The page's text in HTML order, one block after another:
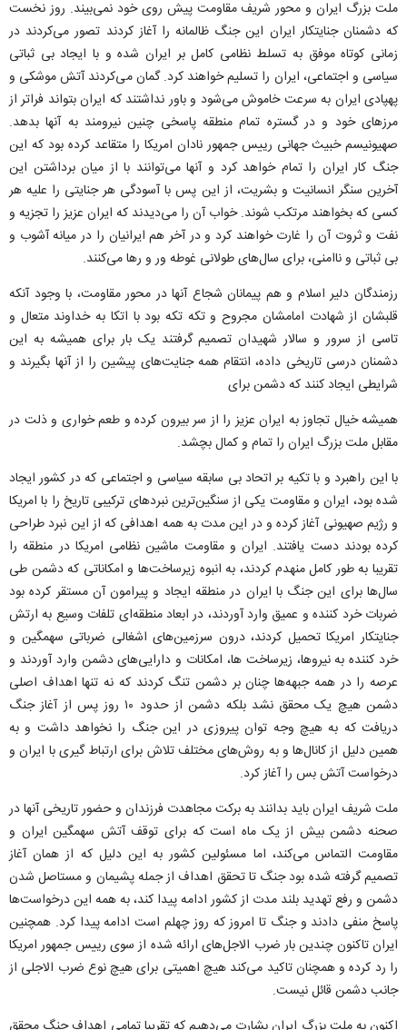
ملت بزرگ ایران و محور شریف مقاومت پیش روی خود نمی‌بیند. روز نخست
که دشمنان جنایتکار ایران این جنگ ظالمانه را آغاز کردند تصور می‌کردند در
زمانی کوتاه موفق به تسلط نظامی کامل بر ایران شده و با ایجاد بی ثباتی
سیاسی و اجتماعی، ایران را تسلیم خواهند کرد. گمان می‌کردند آتش موشکی و
پهپادی ایران به سرعت خاموش می‌شود و باور نداشتند که ایران بتواند فراتر از
مرز‌های خود و در گستره تمام منطقه پاسخی چنین نیرومند به آنها بدهد.
صهیونیسم خبیث جهانی رییس جمهور نادان امریکا را متقاعد کرده بود که این
جنگ کار ایران را تمام خواهد کرد و آنها می‌توانند با از میان برداشتن این
آخرین سنگر انسانیت و بشریت، از این پس با آسودگی هر جنایتی را علیه هر
کسی که بخواهند مرتکب شوند. خواب آن را می‌دیدند که ایران عزیز را تجزیه و
نفت و ثروت آن را غارت خواهند کرد و در آخر هم ایرانیان را در میانه آشوب و
بی ثباتی و ناامنی، برای سال‌های طولانی غوطه ور و رها می‌کنند.
رزمندگان دلیر اسلام و هم پیمانان شجاع آنها در محور مقاومت، با وجود آنکه
قلبشان از شهادت امامشان مجروح و تکه تکه بود با اتکا به خداوند متعال و
تاسی از سرور و سالار شهیدان تصمیم گرفتند یک بار برای همیشه به این
دشمنان درسی تاریخی داده، انتقام همه جنایت‌های پیشین را از آنها بگیرند و
شرایطی ایجاد کنند که دشمن برای
همیشه خیال تجاوز به ایران عزیز را از سر بیرون کرده و طعم خواری و ذلت در
مقابل ملت بزرگ ایران را تمام و کمال بچشد.
با این راهبرد و با تکیه بر اتحاد بی سابقه سیاسی و اجتماعی که در کشور ایجاد
شده بود، ایران و مقاومت یکی از سنگین‌ترین نبرد‌های ترکیبی تاریخ را با امریکا
و رژیم صهیونی آغاز کرده و در این مدت به همه اهدافی که از این نبرد طراحی
کرده بودند دست یافتند. ایران و مقاومت ماشین نظامی امریکا در منطقه را
تقریبا به طور کامل منهدم کردند، به انبوه زیرساخت‌ها و امکاناتی که دشمن طی
سال‌ها برای این جنگ با ایران در منطقه ایجاد و پیرامون آن مستقر کرده بود
ضربات خرد کننده و عمیق وارد آوردند، در ابعاد منطقه‌ای تلفات وسیع به ارتش
جنایتکار امریکا تحمیل کردند، درون سرزمین‌های اشغالی ضرباتی سهمگین و
خرد کننده به نیروها، زیرساخت ها، امکانات و دارایی‌های دشمن وارد آوردند و
عرصه را در همه جبهه‌ها چنان بر دشمن تنگ کردند که نه تنها اهداف اصلی
دشمن هیچ یک محقق نشد بلکه دشمن از حدود ۱۰ روز پس از آغاز جنگ
دریافت که به هیچ وجه توان پیروزی در این جنگ را نخواهد داشت و به
همین دلیل از کانال‌ها و به روش‌های مختلف تلاش برای ارتباط گیری با ایران و
درخواست آتش بس را آغاز کرد.
ملت شریف ایران باید بدانند به برکت مجاهدت فرزندان و حضور تاریخی آنها در
صحنه دشمن بیش از یک ماه است که برای توقف آتش سهمگین ایران و
مقاومت التماس می‌کند، اما مسئولین کشور به این دلیل که از همان آغاز
تصمیم گرفته شده بود جنگ تا تحقق اهداف از جمله پشیمان و مستاصل شدن
دشمن و رفع تهدید بلند مدت از کشور ادامه پیدا کند، به همه این درخواست‌ها
پاسخ منفی دادند و جنگ تا امروز که روز چهلم است ادامه پیدا کرد. همچنین
ایران تاکنون چندین بار ضرب الاجل‌های ارائه شده از سوی رییس جمهور امریکا
را رد کرده و همچنان تاکید می‌کند هیچ اهمیتی برای هیچ نوع ضرب الاجلی از
جانب دشمن قائل نیست.